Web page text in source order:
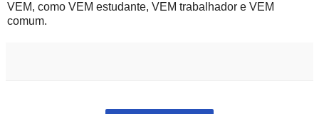
VEM, como VEM estudante, VEM trabalhador e VEM
comum.